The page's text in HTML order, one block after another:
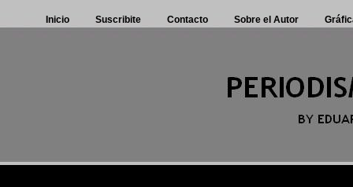
Inicio Suscribite Contacto Sobre el Autor